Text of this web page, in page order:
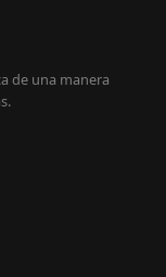
de una manera